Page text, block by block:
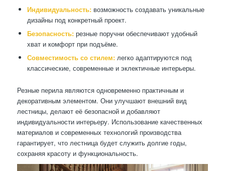
Индивидуальность:возможность создавать уникальные
дизайны под конкретный проект.
Безопасность:резные поручни обеспечивают удобный
хват и комфорт при подъёме.
Совместимость со стилем:легко адаптируются под
классические, современные и эклектичные интерьеры.
Резные перила являются одновременно практичным и
декоративным элементом. Они улучшают внешний вид
лестницы, делают её безопасной и добавляют
индивидуальности интерьеру. Использование качественных
материалов и современных технологий производства
гарантирует, что лестница будет служить долгие годы,
сохраняя красоту и функциональность.